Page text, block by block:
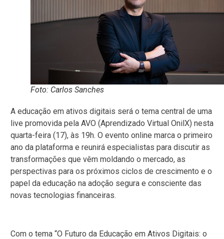
Foto: Carlos Sanches
A educação em ativos digitais será o tema central de uma
live promovida pela AVO (Aprendizado Virtual OnilX) nesta
quarta-feira (17), às 19h. O evento online marca o primeiro
ano da plataforma e reunirá especialistas para discutir as
transformações que vêm moldando o mercado, as
perspectivas para os próximos ciclos de crescimento e o
papel da educação na adoção segura e consciente das
novas tecnologias financeiras.
Com o tema “O Futuro da Educação em Ativos Digitais: o